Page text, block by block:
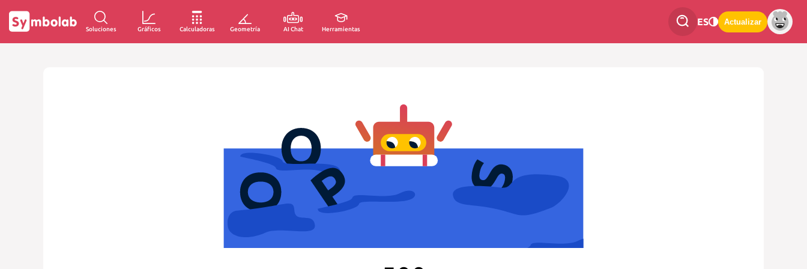
Soluciones Gráficos Calculadoras Geometría AI Chat Herramientas
ES Actualizar